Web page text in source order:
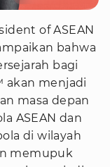
of ASEAN
bahwa
bagi
akan menjadi
masa depan
ASEAN dan
di wilayah
memupuk